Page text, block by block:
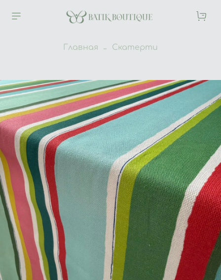
Главная Скатерти